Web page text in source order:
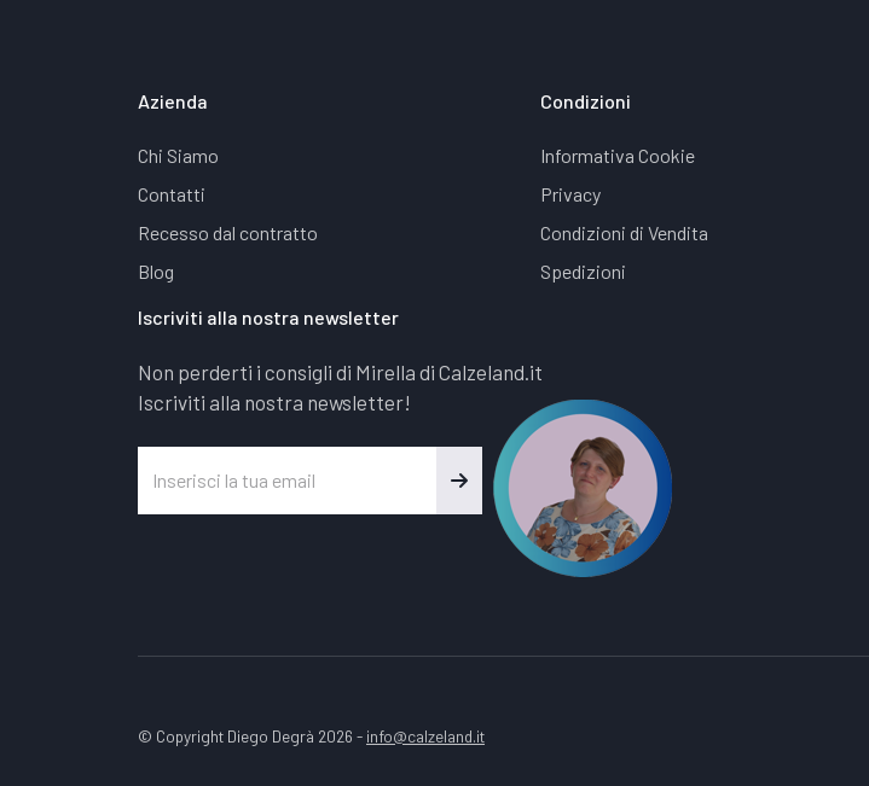
Azienda
Chi Siamo
Contatti
Recesso dal contratto
Blog
Condizioni
Informativa Cookie
Privacy
Condizioni di Vendita
Spedizioni
Iscriviti alla nostra newsletter
Non perderti i consigli di Mirella di Calzeland.it
Iscriviti alla nostra newsletter!
© Copyright Diego Degrà 2026 - info@calzeland.it